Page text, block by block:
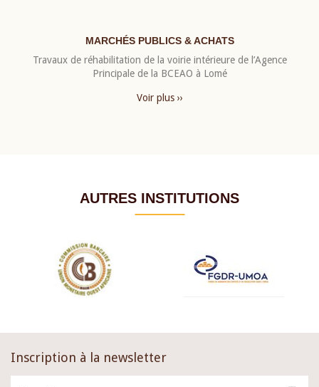
MARCHÉS PUBLICS & ACHATS
Travaux de réhabilitation de la voirie intérieure de l’Agence
Principale de la BCEAO à Lomé
Voir plus ››
AUTRES INSTITUTIONS
Inscription à la newsletter